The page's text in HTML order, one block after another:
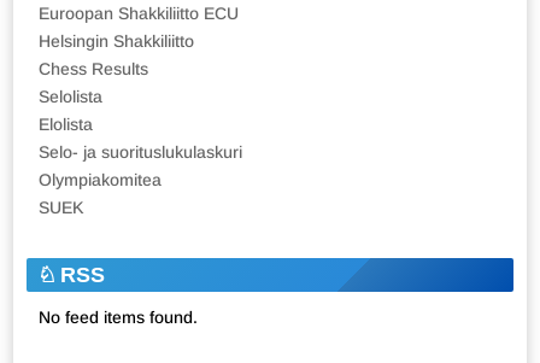
Euroopan Shakkiliitto ECU
Helsingin Shakkiliitto
Chess Results
Selolista
Elolista
Selo- ja suorituslukulaskuri
Olympiakomitea
SUEK
RSS
No feed items found.